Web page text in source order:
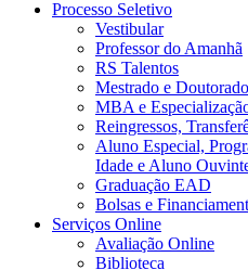
Processo Seletivo
Vestibular
Professor do Amanhã
RS Talentos
Mestrado e Doutorado
MBA e
Reingressos,
Aluno Especial,
Idade e Aluno
Graduação EAD
Bolsas e
Serviços Online
Avaliação Online
Biblioteca